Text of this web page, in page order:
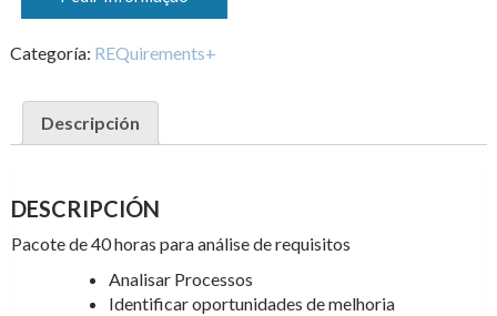
Categoría: REQuirements+
Descripción
DESCRIPCIÓN
Pacote de 40 horas para análise de requisitos
Analisar Processos
Identificar oportunidades de melhoria